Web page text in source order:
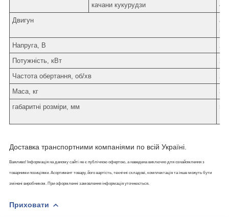
качани кукурудзи
40
Двигун
Напруга, В
Потужність, кВт
Частота обертання, об/хв
Маса, кг
34
габаритні розміри, мм
Доставка транспортними компаніями по всій Україні.
Важливо! Інформація на даному сайті не є публічною офертою, а наведена виключно для ознайомлення з
товарними позиціями. Асортимент товару, його вартість, технічні складові, комплектація та інше можуть бути
змінені виробником. При оформленні замовлення інформація уточнюється.
Приховати